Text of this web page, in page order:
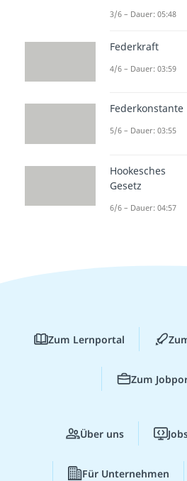
3/6 – Dauer: 05:48
Federkraft
4/6 – Dauer: 03:59
Federkonstante
5/6 – Dauer: 03:55
Hookesches
Gesetz
6/6 – Dauer: 04:57
Zum Lernportal
Zum
Über uns
Für Unternehmen